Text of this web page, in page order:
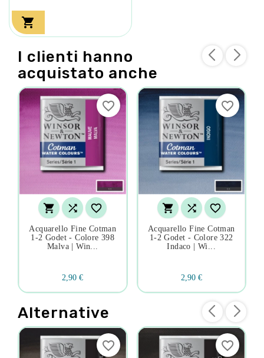

I clienti hanno
acquistato anche
  
Acquarello Fine Cotman
1-2 Godet - Colore 398
Malva | Win...
2,90 €
favorite_border
  
Acquarello Fine Cotman
1-2 Godet - Colore 322
Indaco | Wi...
2,90 €
favorite_border
Alternative
favorite_border favorite_border